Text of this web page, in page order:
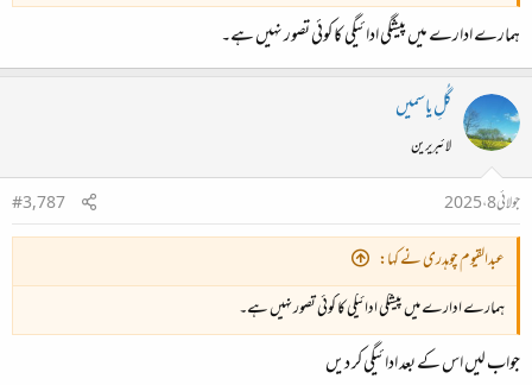
ہمارے ادارے میں پیشگی ادائیگی کا کوئی تصور نہیں ہے۔
گُلِ یاسمیں
لائبریرین
جولائی 8، 2025
#3,787
عبدالقیوم چوہدری نے کہا:
ہمارے ادارے میں پیشگی ادائیگی کا کوئی تصور نہیں ہے۔
جواب لیں اس کے بعد ادائیگی کر دیں